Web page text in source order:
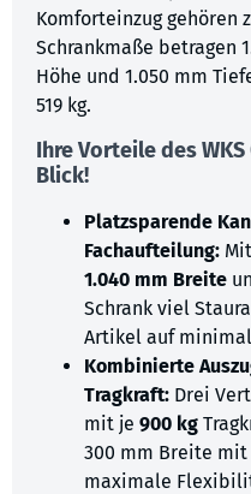
Komforteinzug gehören
Schrankmaße betragen
Höhe und 1.050 mm
519 kg.
Ihre Vorteile des
Blick!
Platzsparende
Fachaufteilung:
1.040 mm Breite
Schrank viel
Artikel auf
Kombinierte
Tragkraft: Drei
mit je 900 kg
300 mm Breite mit
maximale